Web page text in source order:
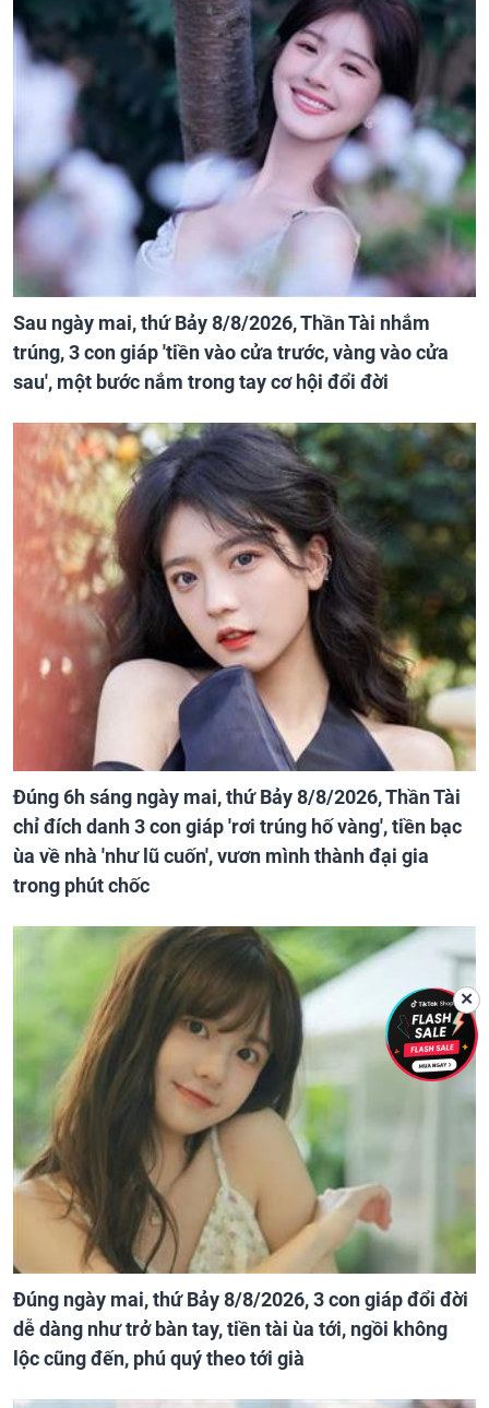
Sau ngày mai, thứ Bảy 8/8/2026, Thần Tài nhắm
trúng, 3 con giáp 'tiền vào cửa trước, vàng vào cửa
sau', một bước nắm trong tay cơ hội đổi đời
Đúng 6h sáng ngày mai, thứ Bảy 8/8/2026, Thần Tài
chỉ đích danh 3 con giáp 'rơi trúng hố vàng', tiền bạc
ùa về nhà 'như lũ cuốn', vươn mình thành đại gia
trong phút chốc
Đúng ngày mai, thứ Bảy 8/8/2026, 3 con giáp đổi đời
dễ dàng như trở bàn tay, tiền tài ùa tới, ngồi không
lộc cũng đến, phú quý theo tới già
✕